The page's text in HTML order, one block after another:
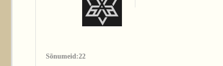
Sõnumeid:22